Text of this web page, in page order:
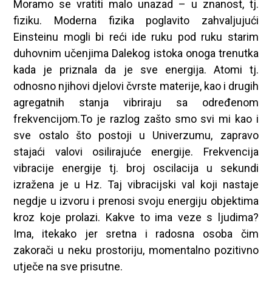
Moramo se vratiti malo unazad – u znanost, tj.
fiziku. Moderna fizika poglavito zahvaljujući
Einsteinu mogli bi reći ide ruku pod ruku starim
duhovnim učenjima Dalekog istoka onoga trenutka
kada je priznala da je sve energija. Atomi tj.
odnosno njihovi djelovi čvrste materije, kao i drugih
agregatnih stanja vibriraju sa određenom
frekvencijom.To je razlog zašto smo svi mi kao i
sve ostalo što postoji u Univerzumu, zapravo
stajaći valovi osilirajuće energije. Frekvencija
vibracije energije tj. broj oscilacija u sekundi
izražena je u Hz. Taj vibracijski val koji nastaje
negdje u izvoru i prenosi svoju energiju objektima
kroz koje prolazi. Kakve to ima veze s ljudima?
Ima, itekako jer sretna i radosna osoba čim
zakorači u neku prostoriju, momentalno pozitivno
utječe na sve prisutne.